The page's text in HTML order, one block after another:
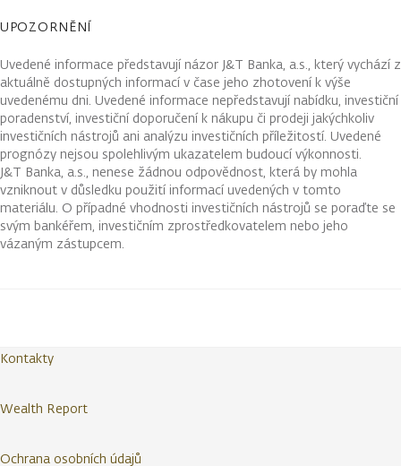
UPOZORNĚNÍ
Uvedené informace představují názor J&T Banka, a.s., který vychází z
aktuálně dostupných informací v čase jeho zhotovení k výše
uvedenému dni. Uvedené informace nepředstavují nabídku, investiční
poradenství, investiční doporučení k nákupu či prodeji jakýchkoliv
investičních nástrojů ani analýzu investičních příležitostí. Uvedené
prognózy nejsou spolehlivým ukazatelem budoucí výkonnosti.
J&T Banka, a.s., nenese žádnou odpovědnost, která by mohla
vzniknout v důsledku použití informací uvedených v tomto
materiálu. O případné vhodnosti investičních nástrojů se poraďte se
svým bankéřem, investičním zprostředkovatelem nebo jeho
vázaným zástupcem.
Kontakty
Wealth Report
Ochrana osobních údajů